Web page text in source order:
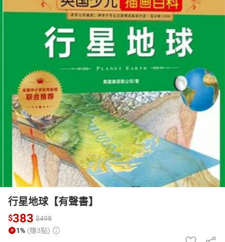
3C家電 運動休閒
男裝 化妝保養 情趣用品
日本購物 電子/紙本書
HOT
行星地球【有聲書】
$383 $498
1% (賺3點)